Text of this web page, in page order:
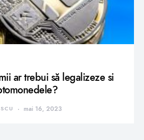
ar trebui să legalizeze si
mai 16, 2023